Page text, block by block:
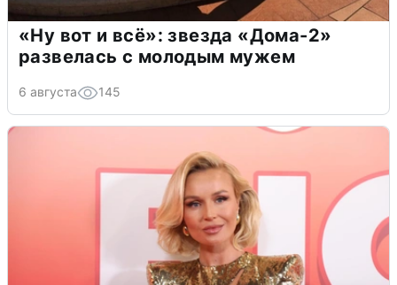
«Ну вот и всё»: звезда «Дома-2»
развелась с молодым мужем
6 августа 145